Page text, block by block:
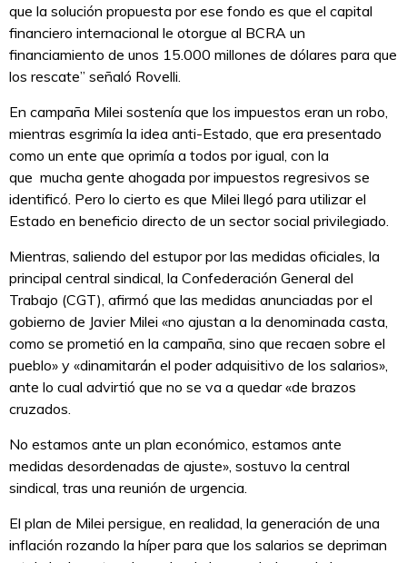
que la solución propuesta por ese fondo es que el capital
financiero internacional le otorgue al BCRA un
financiamiento de unos 15.000 millones de dólares para que
los rescate” señaló Rovelli.
En campaña Milei sostenía que los impuestos eran un robo,
mientras esgrimía la idea anti-Estado, que era presentado
como un ente que oprimía a todos por igual, con la
que mucha gente ahogada por impuestos regresivos se
identificó. Pero lo cierto es que Milei llegó para utilizar el
Estado en beneficio directo de un sector social privilegiado.
Mientras, saliendo del estupor por las medidas oficiales, la
principal central sindical, la Confederación General del
Trabajo (CGT), afirmó que las medidas anunciadas por el
gobierno de Javier Milei «no ajustan a la denominada casta,
como se prometió en la campaña, sino que recaen sobre el
pueblo» y «dinamitarán el poder adquisitivo de los salarios»,
ante lo cual advirtió que no se va a quedar «de brazos
cruzados.
No estamos ante un plan económico, estamos ante
medidas desordenadas de ajuste», sostuvo la central
sindical, tras una reunión de urgencia.
El plan de Milei persigue, en realidad, la generación de una
inflación rozando la híper para que los salarios se depriman